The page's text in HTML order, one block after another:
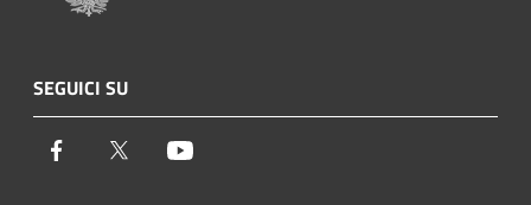
SEGUICI SU
Facebook Twitter